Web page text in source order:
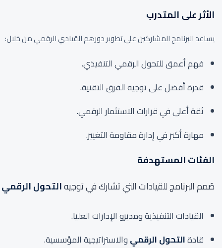
الأثر على المتدرب
يساعد البرنامج المشاركين على تطوير دورهم القيادي الرقمي من خلال:
فهم أعمق للتحول الرقمي التنفيذي.
قدرة أفضل على توجيه الفرق التقنية.
ثقة أعلى في قرارات الاستثمار الرقمي.
مهارة أكبر في إدارة مقاومة التغيير.
الفئات المستهدفة
صُمم البرنامج للقيادات التي تشارك في توجيهالتحول الرقمي
القيادات التنفيذية ومديرو الإدارات العليا.
قادةالتحول الرقميوالاستراتيجية المؤسسية.